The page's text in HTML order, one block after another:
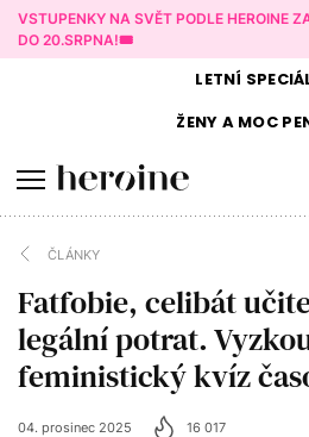
VSTUPENKY NA SVĚT PODLE HEROINE
DO 20.SRPNA!🎟️
LETNÍ
ŽENY AMOC
ČLÁNKY
Fatfobie, celibát
legální potrat.
feministický kvíz
04. prosinec 2025 16 017